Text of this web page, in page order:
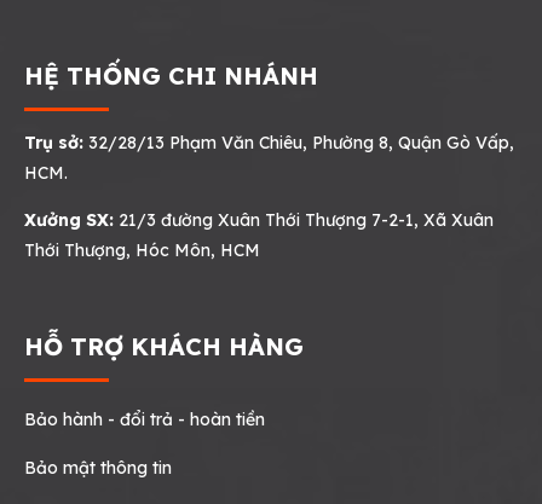
HỆ THỐNG CHI NHÁNH
Trụ sở: 32/28/13 Phạm Văn Chiêu, Phường 8, Quận Gò Vấp,
HCM.
Xưởng SX: 21/3 đường Xuân Thới Thượng 7-2-1, Xã Xuân
Thới Thượng, Hóc Môn, HCM
HỖ TRỢ KHÁCH HÀNG
Bảo hành - đổi trả - hoàn tiền
Bảo mật thông tin